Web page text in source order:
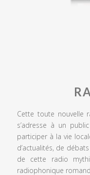
Cette toute nouvelle
s’adresse à un
participer à la vie
d’actualités, de
de cette radio
radiophonique